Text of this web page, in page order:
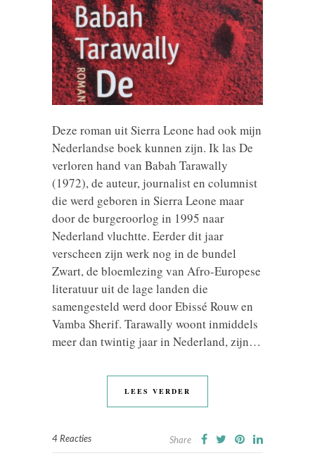
Deze roman uit Sierra Leone had ook mijn
Nederlandse boek kunnen zijn. Ik las De
verloren hand van Babah Tarawally
(1972), de auteur, journalist en columnist
die werd geboren in Sierra Leone maar
door de burgeroorlog in 1995 naar
Nederland vluchtte. Eerder dit jaar
verscheen zijn werk nog in de bundel
Zwart, de bloemlezing van Afro-Europese
literatuur uit de lage landen die
samengesteld werd door Ebissé Rouw en
Vamba Sherif. Tarawally woont inmiddels
meer dan twintig jaar in Nederland, zijn…
LEES VERDER
4 Reacties Share